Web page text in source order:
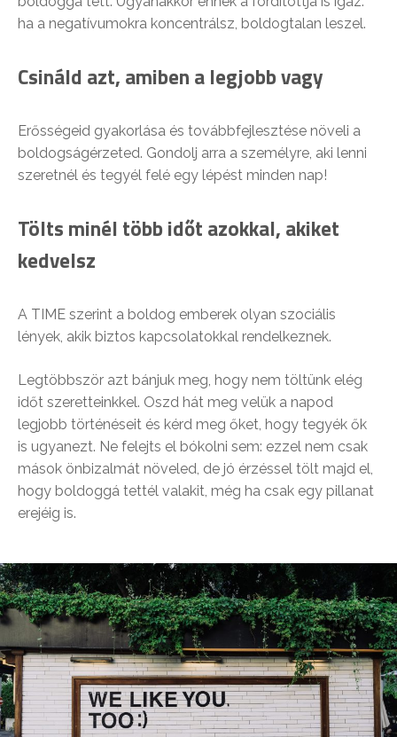
ha a negatívumokra koncentrálsz, boldogtalan leszel.
Csináld azt, amiben a legjobb vagy
Erősségeid gyakorlása és továbbfejlesztése növeli a
boldogságérzeted. Gondolj arra a személyre, aki lenni
szeretnél és tegyél felé egy lépést minden nap!
Tölts minél több időt azokkal, akiket
kedvelsz
A TIME szerint a boldog emberek olyan szociális
lények, akik biztos kapcsolatokkal rendelkeznek.
Legtöbbször azt bánjuk meg, hogy nem töltünk elég
időt szeretteinkkel. Oszd hát meg velük a napod
legjobb történéseit és kérd meg őket, hogy tegyék ők
is ugyanezt. Ne felejts el bókolni sem: ezzel nem csak
mások önbizalmát növeled, de jó érzéssel tölt majd el,
hogy boldoggá tettél valakit, még ha csak egy pillanat
erejéig is.